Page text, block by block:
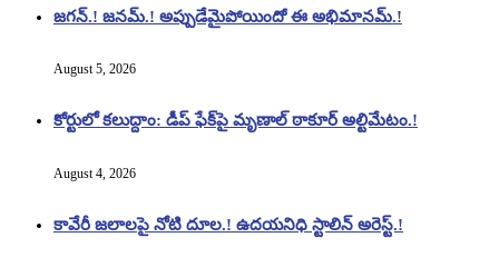
జగన్.! జనమ్.! అప్పుడేమైపోయిందో ఈ అభిమానమ్.!
August 5, 2026
కోర్టులో కలుద్దాం: డీప్ ఫేక్‌పై మృణాల్ ఠాకూర్ అల్టిమేటం.!
August 4, 2026
కావేరీ జలాలపై నోటి దూల.! ఉదయనిధి స్టాలిన్ అరెస్ట్.!